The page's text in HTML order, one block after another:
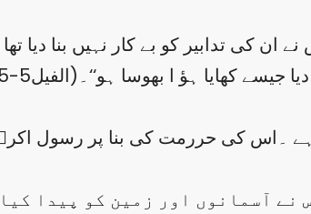
کھایا ہؤ ا بھوسا ہو‘‘۔(الفیل5-1:105)
ہے ۔اس کی حررمت کی بنا پر رسول